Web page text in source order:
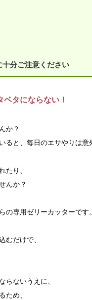
分ご注意ください
タにならない！
か？
ると、毎日のエサやりは意
たり、
んか？
の専用ゼリーカッターです
むだけで、
らないうえに、
ため、